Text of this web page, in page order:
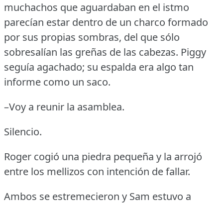
muchachos que aguardaban en el istmo
parecían estar dentro de un charco formado
por sus propias sombras, del que sólo
sobresalían las greñas de las cabezas. Piggy
seguía agachado; su espalda era algo tan
informe como un saco.
–Voy a reunir la asamblea.
Silencio.
Roger cogió una piedra pequeña y la arrojó
entre los mellizos con intención de fallar.
Ambos se estremecieron y Sam estuvo a